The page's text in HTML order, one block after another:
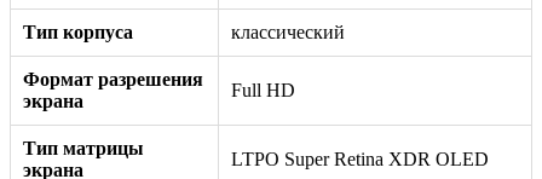
Тип корпуса классический
Формат разрешения
экрана
Full HD
Тип матрицы
экрана
LTPO Super Retina XDR OLED